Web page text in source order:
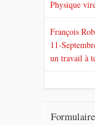
Physique
François
11-
un travail à